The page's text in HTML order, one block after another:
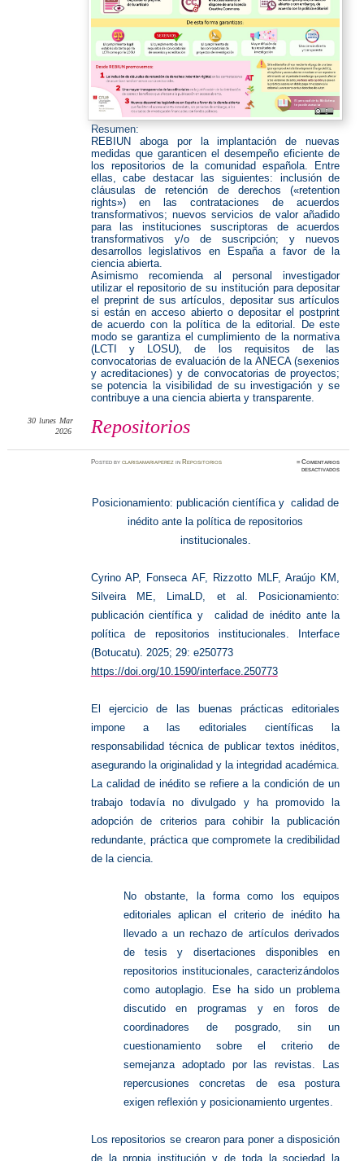
Resumen:
REBIUN aboga por la implantación de nuevas
medidas que garanticen el desempeño eficiente de
los repositorios de la comunidad española. Entre
ellas, cabe destacar las siguientes: inclusión de
cláusulas de retención de derechos («retention
rights») en las contrataciones de acuerdos
transformativos; nuevos servicios de valor añadido
para las instituciones suscriptoras de acuerdos
transformativos y/o de suscripción; y nuevos
desarrollos legislativos en España a favor de la
ciencia abierta.
Asimismo recomienda al personal investigador
utilizar el repositorio de su institución para depositar
el preprint de sus artículos, depositar sus artículos
si están en acceso abierto o depositar el postprint
de acuerdo con la política de la editorial. De este
modo se garantiza el cumplimiento de la normativa
(LCTI y LOSU), de los requisitos de las
convocatorias de evaluación de la ANECA (sexenios
y acreditaciones) y de convocatorias de proyectos;
se potencia la visibilidad de su investigación y se
contribuye a una ciencia abierta y transparente.
Repositorios
30 lunes Mar
2026
Postedbyclarisamariaperez in Repositorios ≈Comentarios
desactivadosen
Posicionamiento: publicación científica y calidad de
inédito ante la política de repositorios
institucionales.
Cyrino AP, Fonseca AF, Rizzotto MLF, Araújo KM,
Silveira ME, LimaLD, et al. Posicionamiento:
publicación científica y calidad de inédito ante la
política de repositorios institucionales. Interface
(Botucatu). 2025; 29: e250773
https://doi.org/10.1590/interface.250773
El ejercicio de las buenas prácticas editoriales
impone a las editoriales científicas la
responsabilidad técnica de publicar textos inéditos,
asegurando la originalidad y la integridad académica.
La calidad de inédito se refiere a la condición de un
trabajo todavía no divulgado y ha promovido la
adopción de criterios para cohibir la publicación
redundante, práctica que compromete la credibilidad
de la ciencia.
No obstante, la forma como los equipos
editoriales aplican el criterio de inédito ha
llevado a un rechazo de artículos derivados
de tesis y disertaciones disponibles en
repositorios institucionales, caracterizándolos
como autoplagio. Ese ha sido un problema
discutido en programas y en foros de
coordinadores de posgrado, sin un
cuestionamiento sobre el criterio de
semejanza adoptado por las revistas. Las
repercusiones concretas de esa postura
exigen reflexión y posicionamiento urgentes.
Los repositorios se crearon para poner a disposición
de la propia institución y de toda la sociedad la